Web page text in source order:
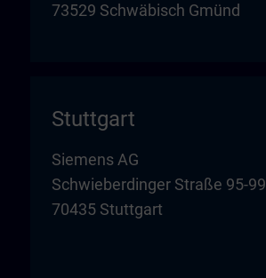
73529 Schwäbisch Gmünd
Stuttgart
Siemens AG
Schwieberdinger Straße 95-99
70435 Stuttgart